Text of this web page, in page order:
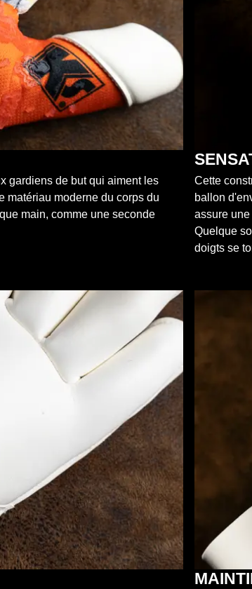
gardiens de but qui aiment les
matériau moderne du corps du
main, comme une seconde
Cette
ballon
assure
Quelque
doigts se